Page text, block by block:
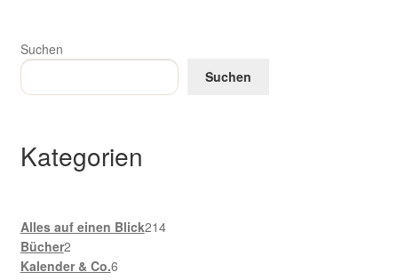
Suchen
Suchen
Kategorien
Alles auf einen Blick214214
Bücher22
Produkte
Kalender & Co.66